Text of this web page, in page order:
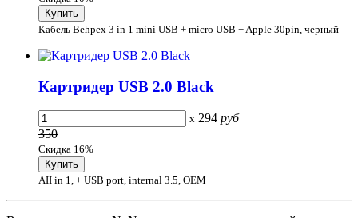
Кабель Behpex 3 in 1 mini USB + micro USB + Apple 30pin, черный
Картридер USB 2.0 Black
x 294 руб
350
Скидка 16%
AII in 1, + USB port, internal 3.5, OEM